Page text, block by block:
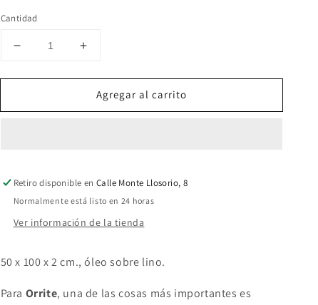
habitual
Cantidad
Reducir
para
el
Aumentar
para
Leyendo
el
Agregar al carrito
Retiro disponible en Calle Monte Llosorio, 8
Normalmente está listo en 24 horas
Ver información de la tienda
50 x 100 x 2 cm., óleo sobre lino.
Para Orrite, una de las cosas más importantes es